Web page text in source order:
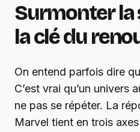
Surmonter la
la clé du
On entend parfois dire
C’est vrai qu’un univers
ne pas se répéter. La
Marvel tient en trois